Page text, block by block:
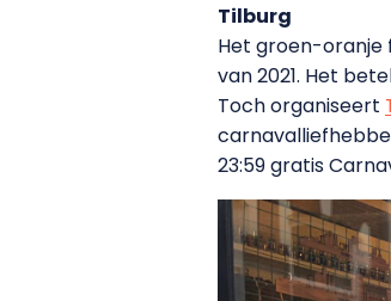
Tilburg
Het groen-oranje
van 2021. Het
Toch organiseert
23:59 gratis